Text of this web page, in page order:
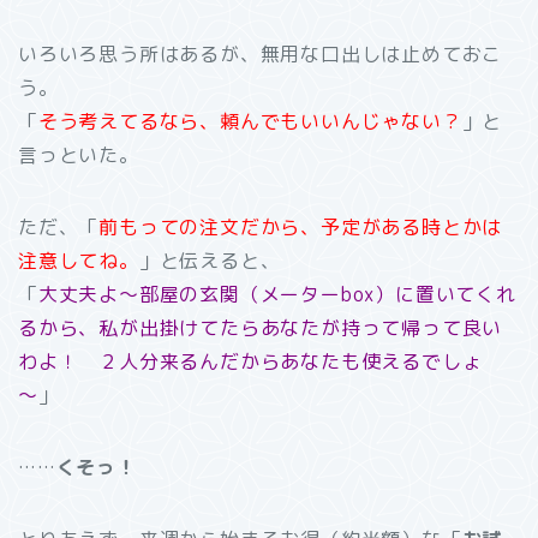
いろいろ思う所はあるが、無用な口出しは止めておこ
う。
「そう考えてるなら、頼んでもいいんじゃない？ 」と
言っといた。
ただ、「前もっての注文だから、予定がある時とかは
注意してね。
」と伝えると、
「大丈夫よ～部屋の玄関（メーターbox）に置いてくれ
るから、私が出掛けてたらあなたが持って帰って良い
わよ！ ２人分来るんだからあなたも使えるでしょ
～ 」
…… くそっ！